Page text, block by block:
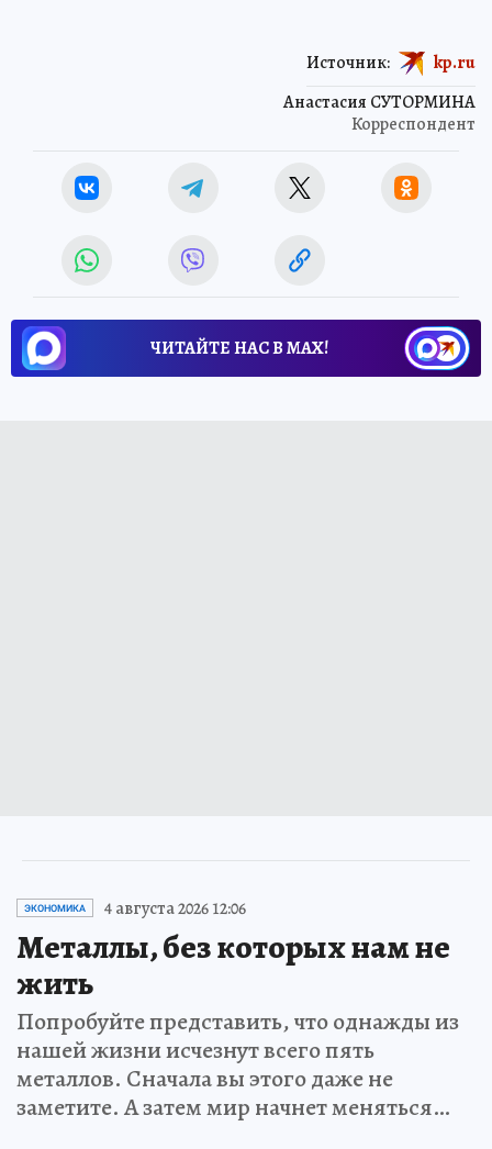
Анастасия СУТОРМИНА
Корреспондент
Источник: kp.ru
ЧИТАЙТЕ НАС В МАХ!
ЭКОНОМИКА 4 августа 2026 12:06
Металлы, без которых нам не
жить
Попробуйте представить, что однажды из
нашей жизни исчезнут всего пять
металлов. Сначала вы этого даже не
заметите. А затем мир начнет меняться…